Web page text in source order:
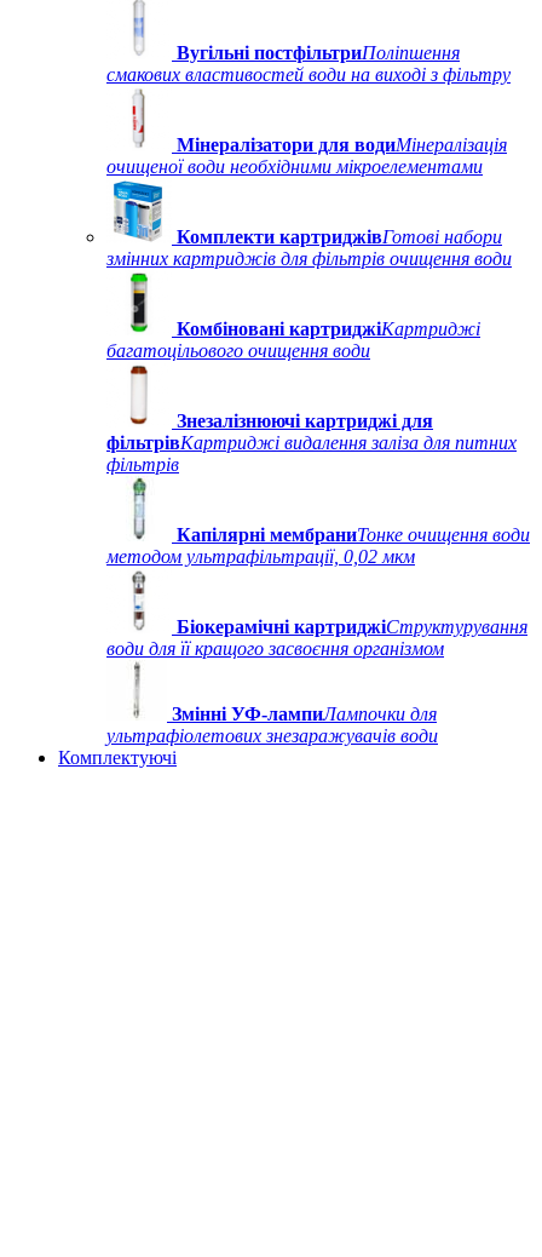
Вугільні постфільтриПоліпшення
смакових властивостей води на виході з фільтру
Мінералізатори для водиМінералізація
очищеної води необхідними мікроелементами
Комплекти картриджівГотові набори
змінних картриджів для фільтрів очищення води
Комбіновані картриджіКартриджі
багатоцільового очищення води
Знезалізнюючі картриджі для
фільтрівКартриджі видалення заліза для питних
фільтрів
Капілярні мембраниТонке очищення води
методом ультрафільтрації, 0,02 мкм
Біокерамічні картриджіСтруктурування
води для її кращого засвоєння організмом
Змінні УФ-лампиЛампочки для
ультрафіолетових знезаражувачів води
Комплектуючі